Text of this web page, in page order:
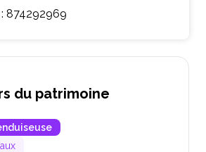
: 874292969
du patrimoine